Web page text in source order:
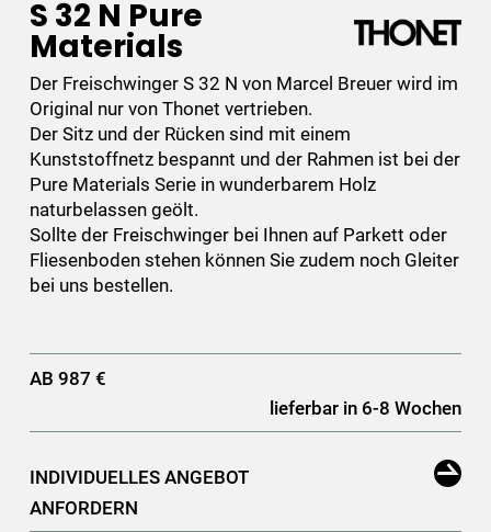
S 32 N Pure
Materials
Der Freischwinger S 32 N von Marcel Breuer wird im
Original nur von Thonet vertrieben.
Der Sitz und der Rücken sind mit einem
Kunststoffnetz bespannt und der Rahmen ist bei der
Pure Materials Serie in wunderbarem Holz
naturbelassen geölt.
Sollte der Freischwinger bei Ihnen auf Parkett oder
Fliesenboden stehen können Sie zudem noch Gleiter
bei uns bestellen.
AB 987 €
lieferbar in 6-8 Wochen
INDIVIDUELLES ANGEBOT
ANFORDERN